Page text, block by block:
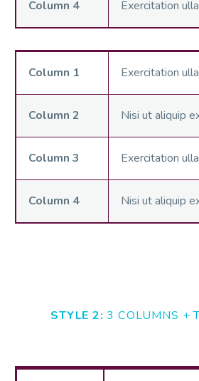
Column 4 Exercitation
Column 1 Exercitation
Column 2 Nisi ut aliquip
Column 3 Exercitation
Column 4 Nisi ut aliquip
STYLE 2:3 COLUMNS +